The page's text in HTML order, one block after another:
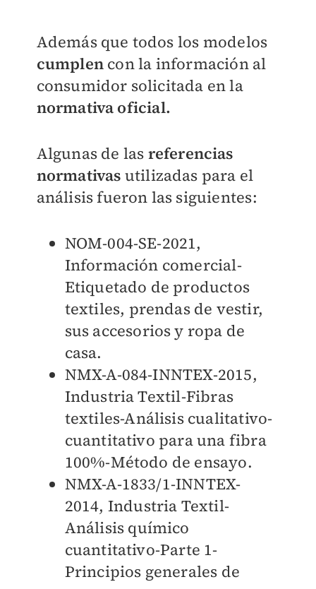
Además que todos los modelos
cumplen con la información al
consumidor solicitada en la
normativa oficial.
Algunas de las referencias
normativas utilizadas para el
análisis fueron las siguientes:
NOM-004-SE-2021,
Información comercial-
Etiquetado de productos
textiles, prendas de vestir,
sus accesorios y ropa de
casa.
NMX-A-084-INNTEX-2015,
Industria Textil-Fibras
textiles-Análisis cualitativo-
cuantitativo para una fibra
100%-Método de ensayo.
NMX-A-1833/1-INNTEX-
2014, Industria Textil-
Análisis químico
cuantitativo-Parte 1-
Principios generales de